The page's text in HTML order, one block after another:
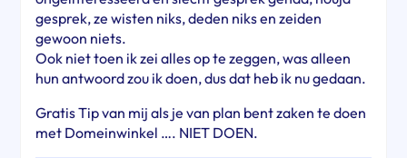
gesprek, ze wisten niks, deden niks en zeiden
gewoon niets.
Ook niet toen ik zei alles op te zeggen, was alleen
hun antwoord zou ik doen, dus dat heb ik nu gedaan.
Gratis Tip van mij als je van plan bent zaken te doen
met Domeinwinkel …. NIET DOEN.